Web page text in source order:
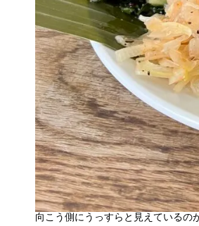
向こう側にうっすらと見えているの